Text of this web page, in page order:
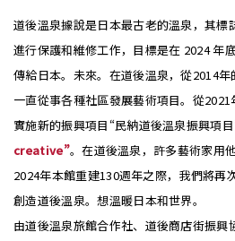
道後溫泉據說是日本最古老的溫泉，其標
進行保護和維修工作，目標是在 2024 年
傳給日本。未來。在道後溫泉，從2014
一直從事各種社區發展藝術項目。從
實施新的振興項目“民納道後溫泉振興項
creative”。在道後溫泉，許多藝術家用
2024年本館重建130週年之際，我們將再
創造道後溫泉。想溫暖日本和世界。
由道後溫泉旅館合作社、道後商店街振